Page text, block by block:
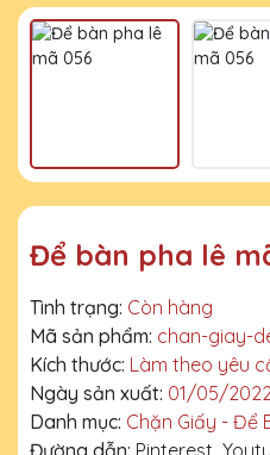
Để bàn pha lê
Tình trạng: Còn hàng
Mã sản phẩm: chan-giay-
Kích thước: Làm theo yêu
Ngày sản xuất: 01/05/2022
Danh mục: Chặn Giấy - Để
Đường dẫn: Pinterest